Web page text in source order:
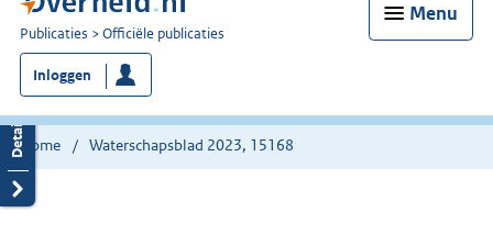
Menu
U
bent
nu
hier:
Publicaties Officiële publicaties
Inloggen
Home Waterschapsblad 2023, 15168